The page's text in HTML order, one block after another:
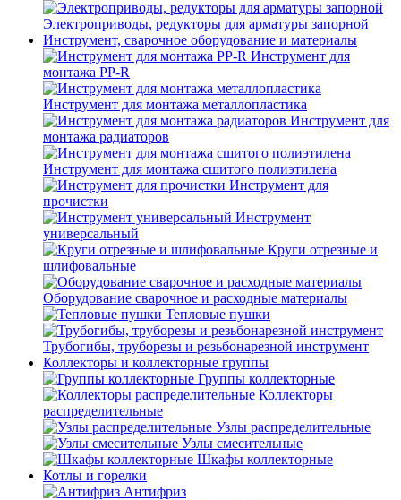
Электроприводы, редукторы для арматуры запорной
Инструмент, сварочное оборудование и материалы
Инструмент для
монтажа PP-R
Инструмент для монтажа металлопластика
Инструмент для
монтажа радиаторов
Инструмент для монтажа сшитого полиэтилена
Инструмент для
прочистки
Инструмент
универсальный
Круги отрезные и
шлифовальные
Оборудование сварочное и расходные материалы
Тепловые пушки
Трубогибы, труборезы и резьбонарезной инструмент
Коллекторы и коллекторные группы
Группы коллекторные
Коллекторы
распределительные
Узлы распределительные
Узлы смесительные
Шкафы коллекторные
Котлы и горелки
Антифриз